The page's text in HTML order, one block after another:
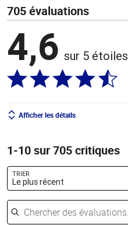
705 évaluations
4,6 sur 5 étoiles
Afficher les détails
1-10 sur 705 critiques
TRIER
Le plus récent
Chercher des évaluations